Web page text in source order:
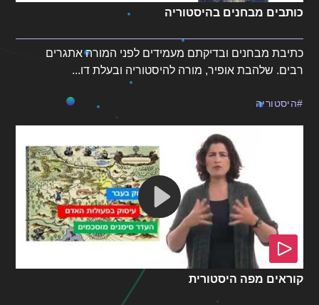
כותבים מבחנים בהיסטוריה
כתיבת מבחנים ובדיקתם מעמידים לפני המורה אתגרים
רבים. שלהבת אופיר, מורה להיסטוריה ובעלת דו...
היסטוריה
קוראים מפה היסטורית